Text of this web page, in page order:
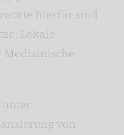
hierfür sind
Lokale
Medizinische
unter
von